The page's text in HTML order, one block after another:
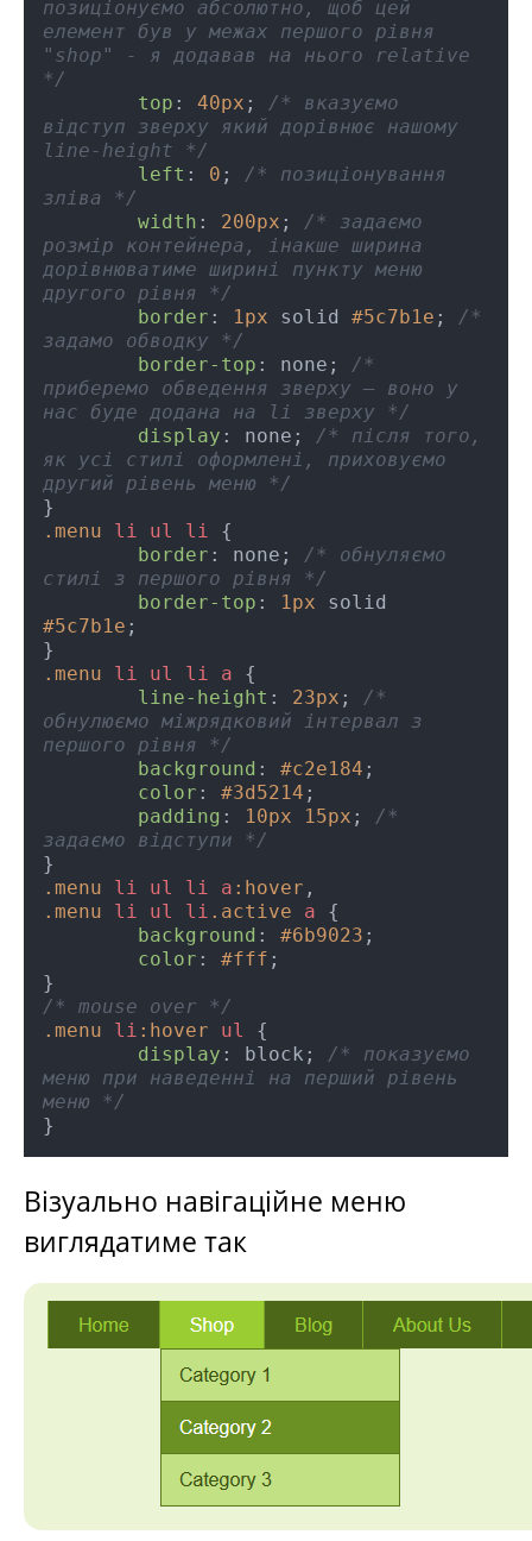
позиціонуємо абсолютно, щоб цей
елемент був у межах першого рівня
"shop" - я додавав на нього relative
*/
top : 40px ; /* вказуємо
відступ зверху який дорівнює нашому
line-height */
left : 0 ; /* позиціонування
зліва */
width : 200px ; /* задаємо
розмір контейнера, інакше ширина
дорівнюватиме ширині пункту меню
другого рівня */
border : 1px solid #5c7b1e ; /*
задамо обводку */
border-top : none; /*
приберемо обведення зверху – воно у
нас буде додана на li зверху */
display : none; /* після того,
як усі стилі оформлені, приховуємо
другий рівень меню */
.menu
li ul li {
border : none; /* обнуляємо
стилі з першого рівня */
border-top : 1px
#5c7b1e ;
.menu
li ul li a {
line-height : 23px ; /*
обнулюємо міжрядковий інтервал з
першого рівня */
background : #c2e184 ;
color : #3d5214 ;
padding : 10px 15px ; /*
задаємо відступи */
.menu
li ul li a :hover
.menu
li ul li .active a {
background : #6b9023 ;
color : #fff ;
/* mouse over */
.menu
li :hover ul
{
display : block; /* показуємо
меню при наведенні на перший рівень
меню */
Візуально навігаційне меню
виглядатиме так